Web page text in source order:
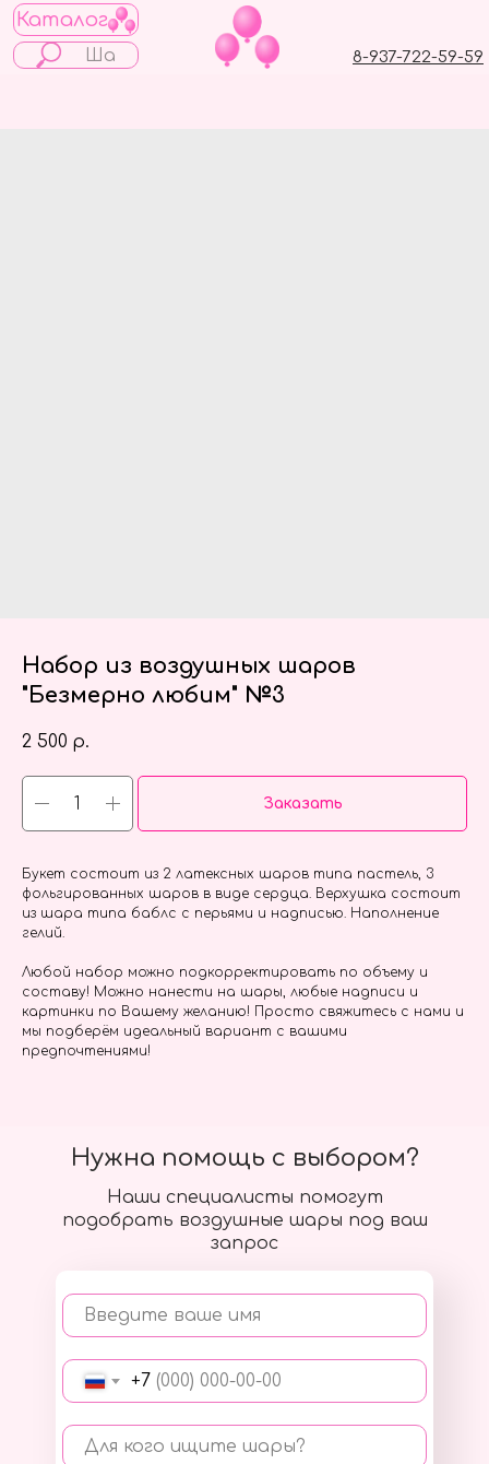
Каталог
8-937-722-59-59
Набор из воздушных шаров
"Безмерно любим" №3
2 500 р.
Заказать
Букет состоит из 2 латексных шаров типа пастель, 3
фольгированных шаров в виде сердца. Верхушка состоит
из шара типа баблс с перьями и надписью. Наполнение
гелий.
Любой набор можно подкорректировать по объему и
составу! Можно нанести на шары, любые надписи и
картинки по Вашему желанию! Просто свяжитесь с нами и
мы подберём идеальный вариант с вашими
предпочтениями!
Наши специалисты помогут
подобрать воздушные шары под ваш
запрос
Введите ваше имя
+7
Для кого ищите шары?
Нужна помощь с выбором?